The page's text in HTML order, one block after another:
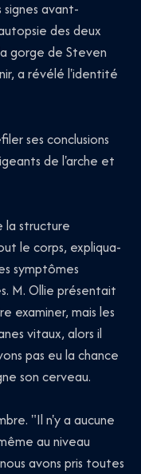
avant-
des deux
gorge de Steven
a révélé l'identité
ses conclusions
de l'arche et
la structure
le corps, expliqua-
symptômes
M. Ollie présentait
examiner, mais les
vitaux, alors il
pas eu la chance
son cerveau.
"Il n'y a aucune
au niveau
avons pris toutes